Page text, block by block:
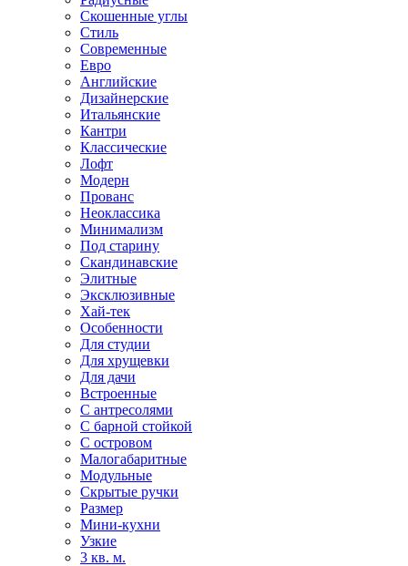
Скошенные углы
Стиль
Современные
Евро
Английские
Дизайнерские
Итальянские
Кантри
Классические
Лофт
Модерн
Прованс
Неоклассика
Минимализм
Под старину
Скандинавские
Элитные
Эксклюзивные
Хай-тек
Особенности
Для студии
Для хрущевки
Для дачи
Встроенные
С антресолями
С барной стойкой
С островом
Малогабаритные
Модульные
Скрытые ручки
Размер
Мини-кухни
Узкие
3 кв. м.